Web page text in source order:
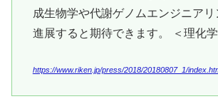
成生物学や代謝ゲノムエンジニアリ
進展すると期待できます。 ＜理化
https://www.riken.jp/press/2018/20180807_1/